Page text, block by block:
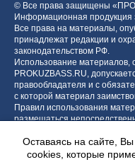
© Все права защищены
Информационная
Все права на материалы,
принадлежат редакции и
законодательством РФ.
Использование материалов,
PROKUZBASS.RU,
правообладателя и с
с которой материал
Правил использования
размещаться
блока.
Оставаясь на сайте,
cookies, которые